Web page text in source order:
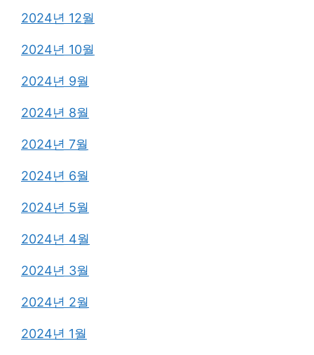
2024년 12월
2024년 10월
2024년 9월
2024년 8월
2024년 7월
2024년 6월
2024년 5월
2024년 4월
2024년 3월
2024년 2월
2024년 1월